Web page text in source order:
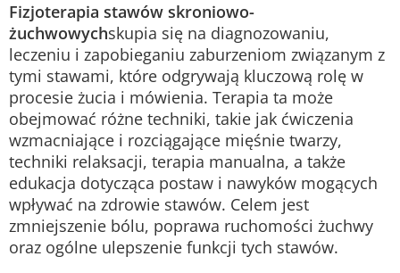
Fizjoterapia stawów skroniowo-
żuchwowychskupia się na diagnozowaniu,
leczeniu i zapobieganiu zaburzeniom związanym z
tymi stawami, które odgrywają kluczową rolę w
procesie żucia i mówienia. Terapia ta może
obejmować różne techniki, takie jak ćwiczenia
wzmacniające i rozciągające mięśnie twarzy,
techniki relaksacji, terapia manualna, a także
edukacja dotycząca postaw i nawyków mogących
wpływać na zdrowie stawów. Celem jest
zmniejszenie bólu, poprawa ruchomości żuchwy
oraz ogólne ulepszenie funkcji tych stawów.